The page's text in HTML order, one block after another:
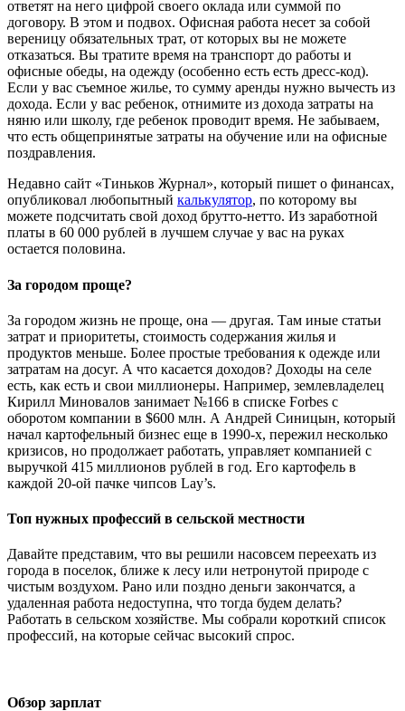
ответят на него цифрой своего оклада или суммой по
договору. В этом и подвох. Офисная работа несет за собой
вереницу обязательных трат, от которых вы не можете
отказаться. Вы тратите время на транспорт до работы и
офисные обеды, на одежду (особенно есть есть дресс-код).
Если у вас съемное жилье, то сумму аренды нужно вычесть из
дохода. Если у вас ребенок, отнимите из дохода затраты на
няню или школу, где ребенок проводит время. Не забываем,
что есть общепринятые затраты на обучение или на офисные
поздравления.
Недавно сайт «Тиньков Журнал», который пишет о финансах,
опубликовал любопытный калькулятор, по которому вы
можете подсчитать свой доход брутто-нетто. Из заработной
платы в 60 000 рублей в лучшем случае у вас на руках
остается половина.
За городом проще?
За городом жизнь не проще, она — другая. Там иные статьи
затрат и приоритеты, стоимость содержания жилья и
продуктов меньше. Более простые требования к одежде или
затратам на досуг. А что касается доходов? Доходы на селе
есть, как есть и свои миллионеры. Например, землевладелец
Кирилл Миновалов занимает №166 в списке Forbes с
оборотом компании в $600 млн. А Андрей Синицын, который
начал картофельный бизнес еще в 1990-х, пережил несколько
кризисов, но продолжает работать, управляет компанией с
выручкой 415 миллионов рублей в год. Его картофель в
каждой 20-ой пачке чипсов Lay’s.
Топ нужных профессий в сельской местности
Давайте представим, что вы решили насовсем переехать из
города в поселок, ближе к лесу или нетронутой природе с
чистым воздухом. Рано или поздно деньги закончатся, а
удаленная работа недоступна, что тогда будем делать?
Работать в сельском хозяйстве. Мы собрали короткий список
профессий, на которые сейчас высокий спрос.
Обзор зарплат